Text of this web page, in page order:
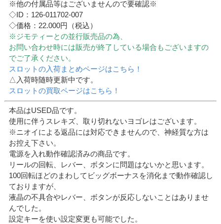
※他の付属品等はございませんので要確認※
◇ID：126-011702-007
◇価格：22.000円（税込）
※ジモティーとの並行販売品の為、
お問い合わせ時には販売が終了している場合もございますの
でご了承ください。
スロットの入荷まとめページはこちら！
△入荷時随時更新中です。
スロットの買取ページはこちら！
本品はUSED品です。
使用に伴うスレキズ、取り切れないヨゴレはございます。
※ニオイによる返品には対応できませんので、神経質な方は
お控え下さい。
電源を入れ動作確認済みの商品です。
リールの回転、レバー、ボタンに問題はないかと思います。
100回転ほどのまわしてビッグボーナスを消化まで動作確認し
ておりますが、
液晶の不具合やレバー、ボタンが反応しないことはありませ
んでした。
設定キーを使い設定変更も可能でした。